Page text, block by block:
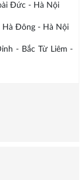
Đức - Hà Nội
Hà Đông - Hà Nội
- Bắc Từ Liêm -